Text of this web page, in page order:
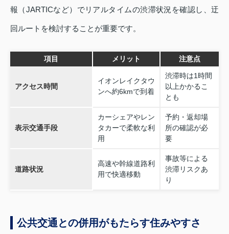
報（JARTICなど）でリアルタイムの渋滞状況を確認し、迂
回ルートを検討することが重要です。
項目 メリット 注意点
アクセス時間
イオンレイクタウ
ンへ約6kmで到着
渋滞時は1時間
以上かかるこ
とも
表示交通手段
カーシェアやレン
タカーで柔軟な利
用
予約・返却場
所の確認が必
要
道路状況
高速や幹線道路利
用で快適移動
事故等による
渋滞リスクあ
り
公共交通との併用がもたらす住みやすさ